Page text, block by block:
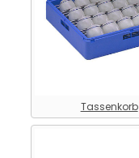
Tassenkorb